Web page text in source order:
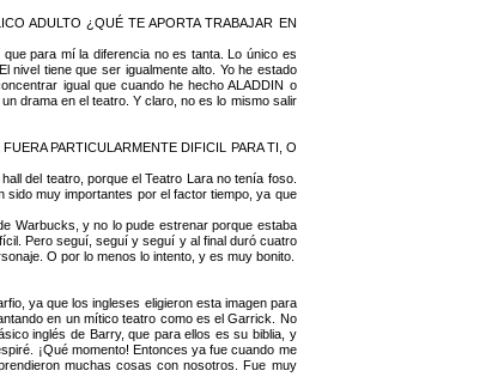
ADULTO ¿QUÉ TE APORTA TRABAJAR EN
para mí la diferencia no es tanta. Lo único es
nivel tiene que ser igualmente alto. Yo he estado
igual que cuando he hecho ALADDIN o
drama en el teatro. Y claro, no es lo mismo salir
PARTICULARMENTE DIFICIL PARA TI, O
del teatro, porque el Teatro Lara no tenía foso.
sido muy importantes por el factor tiempo, ya que
Warbucks, y no lo pude estrenar porque estaba
Pero seguí, seguí y seguí y al final duró cuatro
O por lo menos lo intento, y es muy bonito.
ya que los ingleses eligieron esta imagen para
en un mítico teatro como es el Garrick. No
inglés de Barry, que para ellos es su biblia, y
¡Qué momento! Entonces ya fue cuando me
muchas cosas con nosotros. Fue muy